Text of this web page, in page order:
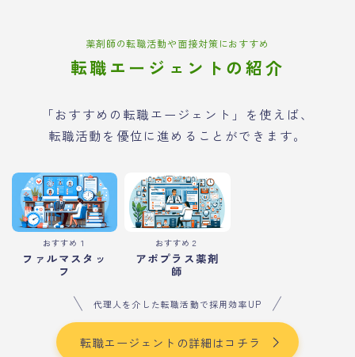
薬剤師の転職活動や面接対策におすすめ
転職エージェントの紹介
「おすすめの転職エージェント」を使えば、
転職活動を優位に進めることができます。
おすすめ１
ファルマスタッ
フ
おすすめ２
アポプラス薬剤
師
代理人を介した転職活動で採用効率UP
転職エージェントの詳細はコチラ